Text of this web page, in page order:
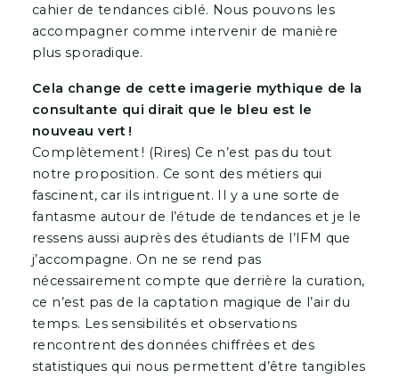
cahier de tendances ciblé. Nous pouvons les
accompagner comme intervenir de manière
plus sporadique.
Cela change de cette imagerie mythique de la
consultante qui dirait que le bleu est le
nouveau vert !
Complètement ! (Rires) Ce n’est pas du tout
notre proposition. Ce sont des métiers qui
fascinent, car ils intriguent. Il y a une sorte de
fantasme autour de l’étude de tendances et je le
ressens aussi auprès des étudiants de l’IFM que
j’accompagne. On ne se rend pas
nécessairement compte que derrière la curation,
ce n’est pas de la captation magique de l’air du
temps. Les sensibilités et observations
rencontrent des données chiffrées et des
statistiques qui nous permettent d’être tangibles